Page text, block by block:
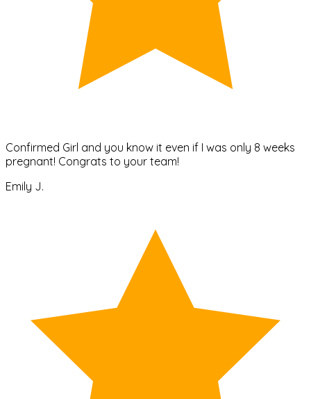
Confirmed Girl and you know it even if I was only 8 weeks
pregnant! Congrats to your team!
Emily J.